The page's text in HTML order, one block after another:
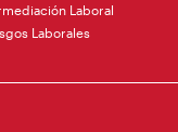
Laboral
Laborales